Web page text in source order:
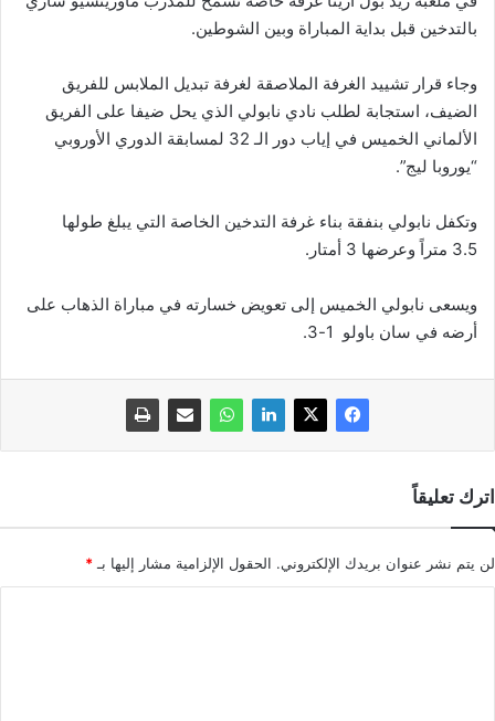
بالتدخين قبل بداية المباراة وبين الشوطين.
وجاء قرار تشييد الغرفة الملاصقة لغرفة تبديل الملابس للفريق
الضيف، استجابة لطلب نادي نابولي الذي يحل ضيفا على الفريق
الألماني الخميس في إياب دور الـ 32 لمسابقة الدوري الأوروبي
“يوروبا ليج”.
وتكفل نابولي بنفقة بناء غرفة التدخين الخاصة التي يبلغ طولها
3.5 متراً وعرضها 3 أمتار.
ويسعى نابولي الخميس إلى تعويض خسارته في مباراة الذهاب على
أرضه في سان باولو 1-3.
اترك تعليقاً
لن يتم نشر عنوان بريدك الإلكتروني. الحقول الإلزامية مشار إليها بـ *